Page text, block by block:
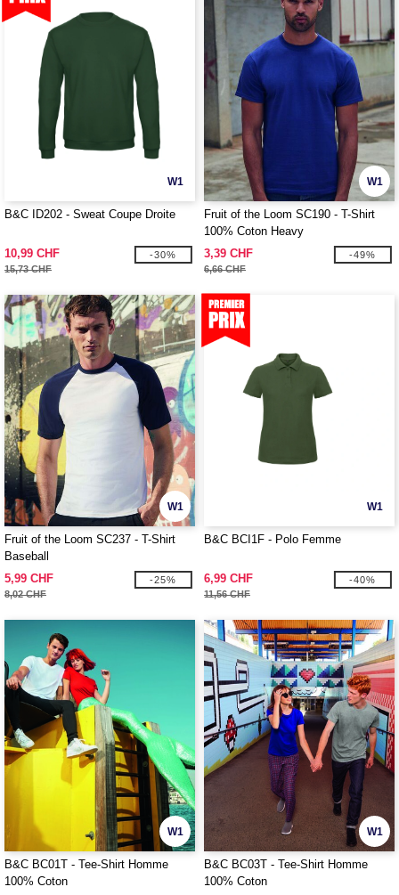
W1
B&C ID202 - Sweat Coupe Droite
10,99 CHF
15,73 CHF
-30%
W1
Fruit of the Loom SC190 - T-Shirt
100% Coton Heavy
3,39 CHF
6,66 CHF
-49%
W1
Fruit of the Loom SC237 - T-Shirt
Baseball
5,99 CHF
8,02 CHF
-25%
W1
B&C BCI1F - Polo Femme
6,99 CHF
11,56 CHF
-40%
W1
B&C BC01T - Tee-Shirt Homme
100% Coton
W1
B&C BC03T - Tee-Shirt Homme
100% Coton